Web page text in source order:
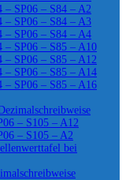
SP06 – S84 – A2
SP06 – S84 – A3
SP06 – S84 – A4
SP06 – S85 – A10
SP06 – S85 – A12
SP06 – S85 – A14
SP06 – S85 – A16
– S105 – A12
– S105 – A2
bei